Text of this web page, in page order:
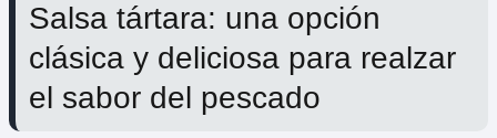
Salsa tártara: una opción
clásica y deliciosa para realzar
el sabor del pescado